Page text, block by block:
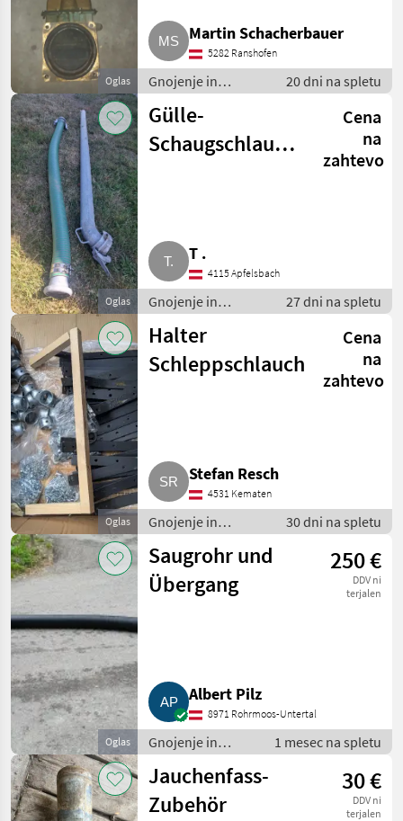
MARKETPLACE
Marketplace
Ponudbe
trgovcev
Mali
oglasi
Oglas
Martin Schacherbauer
5282 Ranshofen
Gnojenje in
namakanje / Cevi za
gnoj
20 dni na spletu
Oglas
Gülle-
Schaugschlauch
Cena
na
zahtevo
T .
4115 Apfelsbach
Gnojenje in
namakanje / Cevi za
gnoj
27 dni na spletu
Oglas
Halter
Schleppschlauch
Cena
na
zahtevo
Stefan Resch
4531 Kematen
Gnojenje in
namakanje / Cevi za
gnoj
30 dni na spletu
Oglas
Saugrohr und
Übergang
250 €
DDV ni
terjalen
Albert Pilz
8971 Rohrmoos-Untertal
Gnojenje in
namakanje / Cevi
za gnoj
1 mesec na spletu
Jauchenfass-
Zubehör
30 €
DDV ni
terjalen